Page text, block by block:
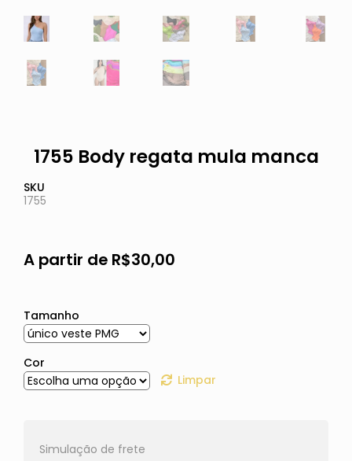
1755 Body regata mula manca
SKU
1755
A partir de R$30,00
Tamanho
Cor
Limpar
Simulação de frete